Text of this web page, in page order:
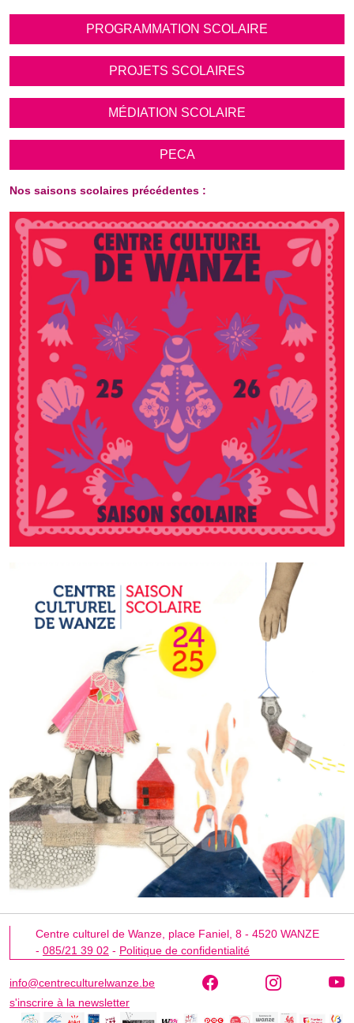
PROGRAMMATION SCOLAIRE
PROJETS SCOLAIRES
MÉDIATION SCOLAIRE
PECA
Nos saisons scolaires précédentes :
Centre culturel de Wanze, place Faniel, 8 - 4520 WANZE
- 085/21 39 02 - Politique de confidentialité
info@centreculturelwanze.be
s'inscrire à la newsletter